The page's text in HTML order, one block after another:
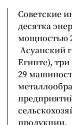
Советские
десятка
мощностью
Асуанский
Египте),
29
продукции.